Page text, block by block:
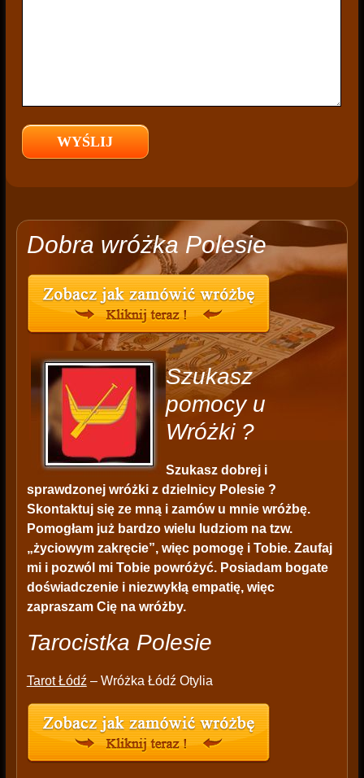
Dobra wróżka Polesie
Szukasz
pomocy u
Wróżki ?
Szukasz dobrej i
sprawdzonej wróżki z dzielnicy Polesie ?
Skontaktuj się ze mną i zamów u mnie wróżbę.
Pomogłam już bardzo wielu ludziom na tzw.
„życiowym zakręcie”, więc pomogę i Tobie. Zaufaj
mi i pozwól mi Tobie powróżyć. Posiadam bogate
doświadczenie i niezwykłą empatię, więc
zapraszam Cię na wróżby.
Tarocistka Polesie
Tarot Łódź – Wróżka Łódź Otylia